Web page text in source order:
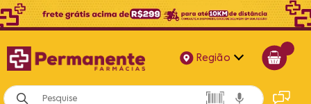
Região
Alagoas